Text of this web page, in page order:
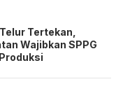
Tertekan,
Wajibkan SPPG